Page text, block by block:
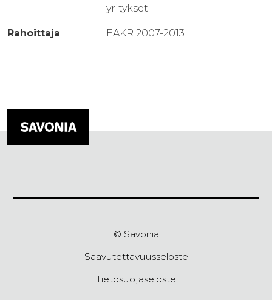
yritykset.
Rahoittaja EAKR 2007-2013
© Savonia
Saavutettavuusseloste
Tietosuojaseloste